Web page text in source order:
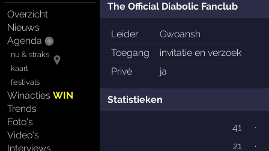
Overzicht
Nieuws
Agenda
nu & straks
kaart
festivals
WinactiesWIN
Trends
Foto's
Video's
Interviews
The Official Diabolic Fanclub
Leider
Gwoansh
Toegang
invitatie en verzoek
Privé
ja
Statistieken
41 ·
21
·